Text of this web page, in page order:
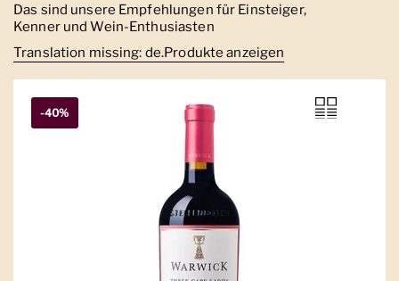
Das sind unsere Empfehlungen für Einsteiger,
Kenner und Wein-Enthusiasten
Translation missing: de.Produkte anzeigen
-40%